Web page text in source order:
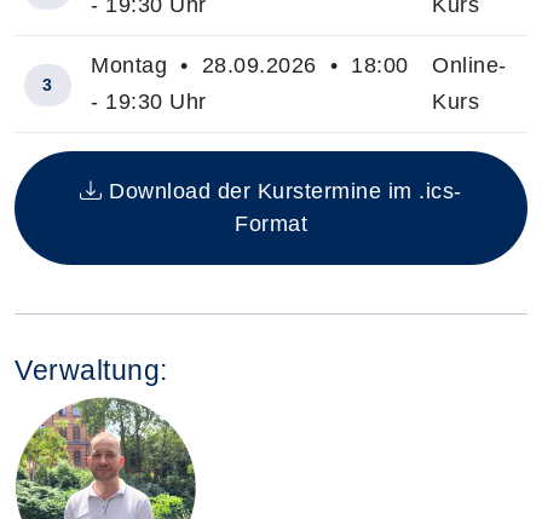
Insgesamt gibt es 3 Termine zum diesen Kurs
3
Montag • 28.09.2026 • 18:00
- 19:30 Uhr
Online-
Kurs
Download der Kurstermine im .ics-
Format
Verwaltung: